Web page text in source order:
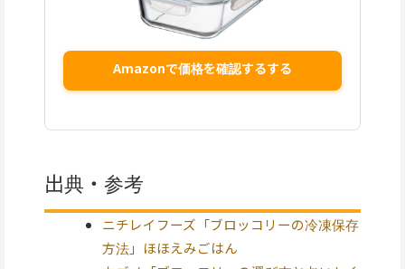
Amazonで価格を確認するする
出典・参考
ニチレイフーズ「ブロッコリーの冷凍保存
方法」ほほえみごはん